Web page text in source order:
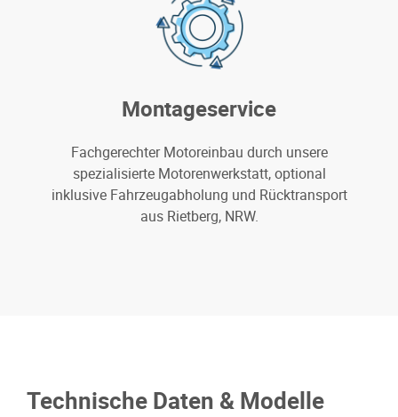
Montageservice
Fachgerechter Motoreinbau durch unsere
spezialisierte Motorenwerkstatt, optional
inklusive Fahrzeugabholung und Rücktransport
aus Rietberg, NRW.
Technische Daten & Modelle